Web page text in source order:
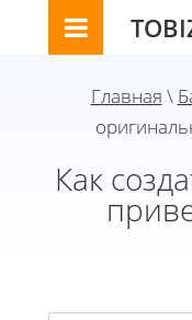
Главная \
Как